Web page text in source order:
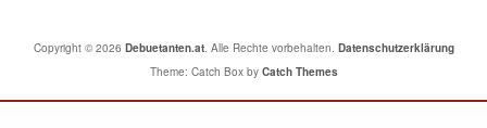
Copyright © 2026 Debuetanten.at. Alle Rechte vorbehalten. Datenschutzerklärung
Theme: Catch Box by Catch Themes